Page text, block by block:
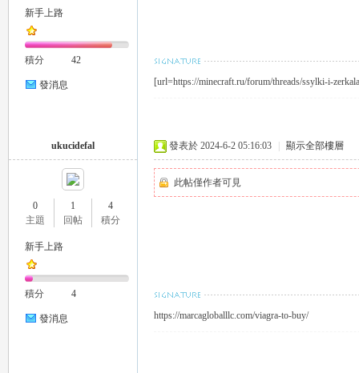
新手上路
積分 42
發消息 [url=https://minecraft.ru/forum/threads/ssylki-i-
ukucidefal
0
主題
1
回帖
4
積分
新手上路
積分 4
發消息
發表於 2024-6-2 05:16:03 顯示全部樓層
此帖僅作者可見
https://marcagloballlc.com/viagra-to-buy/